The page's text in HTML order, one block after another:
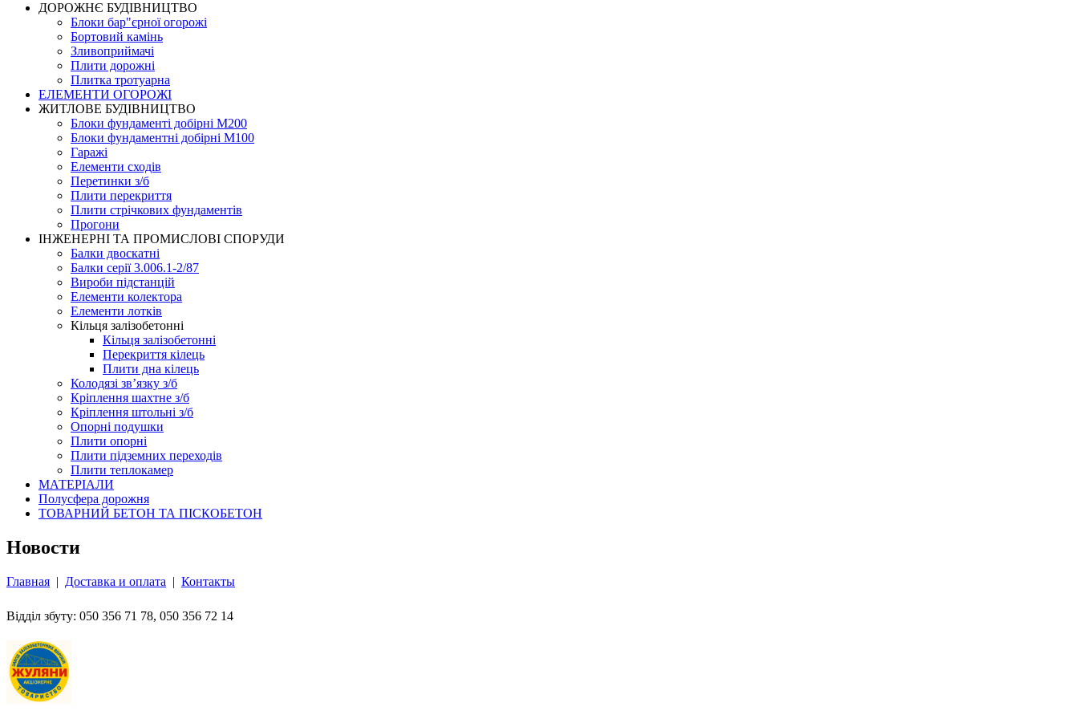
ДОРОЖНЄ БУДIВНИЦТВО
Блоки бар"єрної огорожі
Бортовий камінь
Зливоприймачі
Плити дорожні
Плитка тротуарна
ЕЛЕМЕНТИ ОГОРОЖІ
ЖИТЛОВЕ БУДIВНИЦТВО
Блоки фундаменті добірні М200
Блоки фундаментні добірні М100
Гаражі
Елементи сходів
Перетинки з/б
Плити перекриття
Плити стрічкових фундаментів
Прогони
ІНЖЕНЕРНІ ТА ПРОМИСЛОВІ СПОРУДИ
Балки двоскатні
Балки серії 3.006.1-2/87
Вироби підстанцій
Елементи колектора
Елементи лотків
Кільця залізобетонні
Кільця залізобетонні
Перекриття кілець
Плити дна кілець
Колодязі зв’язку з/б
Кріплення шахтне з/б
Кріплення штольні з/б
Опорні подушки
Плити опорні
Плити підземних переходів
Плити теплокамер
МАТЕРІАЛИ
Полусфера дорожня
ТОВАРНИЙ БЕТОН ТА ПІСКОБЕТОН
Новости
Главная | Доставка и оплата | Контакты
Відділ збуту: 050 356 71 78, 050 356 72 14